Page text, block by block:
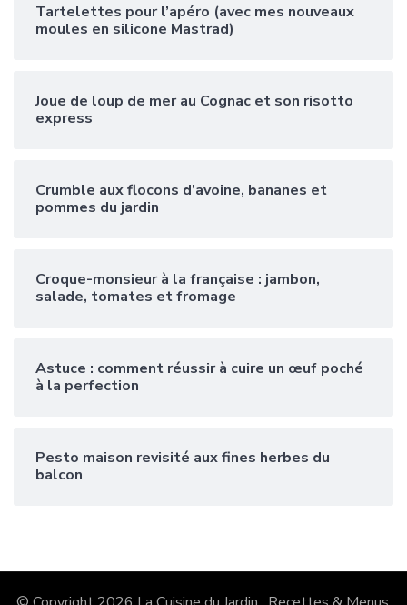
Tartelettes pour l’apéro (avec mes nouveaux
moules en silicone Mastrad)
Joue de loup de mer au Cognac et son risotto
express
Crumble aux flocons d’avoine, bananes et
pommes du jardin
Croque-monsieur à la française : jambon,
salade, tomates et fromage
Astuce : comment réussir à cuire un œuf poché
à la perfection
Pesto maison revisité aux fines herbes du
balcon